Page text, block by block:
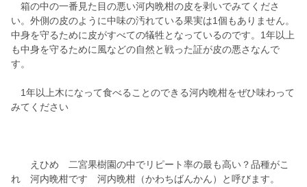
箱の中の一番見た目の悪い河内晩柑の皮を剥いでみてくださ
い。外側の皮のように中味の汚れている果実は1個もありません。
中身を守るために皮がすべての犠牲となっているのです。1年以上
も中身を守るために風などの自然と戦った証が皮の悪さなんで
す。
1年以上木になって食べることのできる河内晩柑をぜひ味わって
みてください
えひめ 二宮果樹園の中でリピート率の最も高い？品種がこ
れ 河内晩柑です 河内晩柑（かわちばんかん）と呼びます。